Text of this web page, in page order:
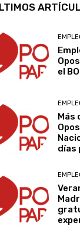
el
Más
días